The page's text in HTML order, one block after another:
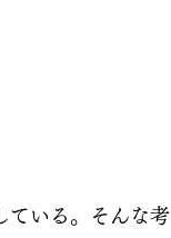
ている。そんな考